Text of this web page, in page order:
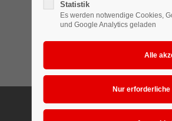
Statistik
Es werden notwendige Cookies,
und Google Analytics geladen